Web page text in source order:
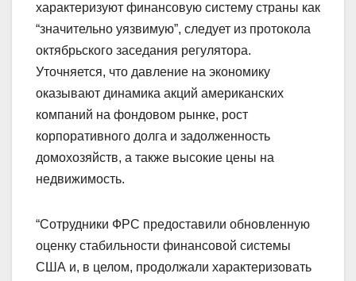
характеризуют финансовую систему страны как
“значительно уязвимую”, следует из протокола
октябрьского заседания регулятора.
Уточняется, что давление на экономику
оказывают динамика акций американских
компаний на фондовом рынке, рост
корпоративного долга и задолженность
домохозяйств, а также высокие цены на
недвижимость.
“Сотрудники ФРС предоставили обновленную
оценку стабильности финансовой системы
США и, в целом, продолжали характеризовать